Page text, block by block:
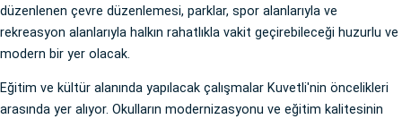
düzenlenen çevre düzenlemesi, parklar, spor alanlarıyla ve
rekreasyon alanlarıyla halkın rahatlıkla vakit geçirebileceği huzurlu ve
modern bir yer olacak.
Eğitim ve kültür alanında yapılacak çalışmalar Kuvetli'nin öncelikleri
arasında yer alıyor. Okulların modernizasyonu ve eğitim kalitesinin